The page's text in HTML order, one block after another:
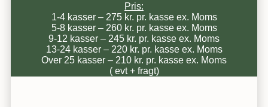
Pris:
1-4 kasser – 275 kr. pr. kasse ex. Moms
5-8 kasser – 260 kr. pr. kasse ex. Moms
9-12 kasser – 245 kr. pr. kasse ex. Moms
13-24 kasser – 220 kr. pr. kasse ex. Moms
Over 25 kasser – 210 kr. pr. kasse ex. Moms
( evt + fragt)